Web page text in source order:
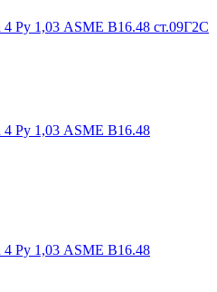
4 Ру 1,03 ASME В16.48 ст.09Г2С
4 Ру 1,03 ASME В16.48
4 Ру 1,03 ASME В16.48